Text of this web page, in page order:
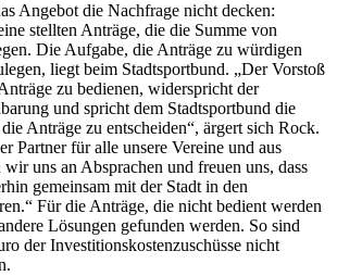
Angebot die Nachfrage nicht decken:
stellten Anträge, die die Summe von
Die Aufgabe, die Anträge zu würdigen
liegt beim Stadtsportbund. „Der Vorstoß
zu bedienen, widerspricht der
und spricht dem Stadtsportbund die
Anträge zu entscheiden“, ärgert sich Rock.
Partner für alle unsere Vereine und aus
uns an Absprachen und freuen uns, dass
gemeinsam mit der Stadt in den
Für die Anträge, die nicht bedient werden
Lösungen gefunden werden. So sind
der Investitionskostenzuschüsse nicht